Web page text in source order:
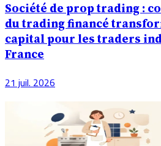
Société de prop trading :
du trading financé
capital pour les traders
France
21 juil. 2026